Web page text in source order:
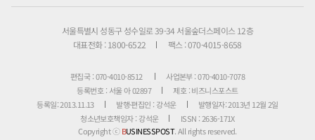
서울특별시 성동구 성수일로 39-34 서울숲더스페이스 12층
대표전화 : 1800-6522
팩스 : 070-4015-8658
편집국 : 070-4010-8512
사업본부 : 070-4010-7078
등록번호 : 서울 아 02897
제호 : 비즈니스포스트
등록일: 2013.11.13
발행·편집인 : 강석운
발행일자: 2013년 12월 2일
청소년보호책임자 : 강석운
ISSN : 2636-171X
Copyright ⓒBUSINESSPOST. All rights reserved.